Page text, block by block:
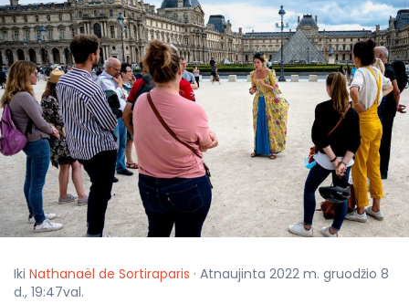
Iki Nathanaël de Sortiraparis · Atnaujinta 2022 m. gruodžio 8
d., 19:47val.